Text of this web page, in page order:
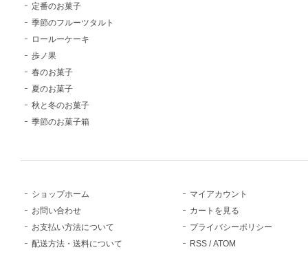
定番のお菓子
季節のフルーツタルト
ロールーケーキ
歩ノ果
春のお菓子
夏のお菓子
秋と冬のお菓子
季節のお菓子箱
ショップホーム
お問い合わせ
お支払い方法について
配送方法・送料について
マイアカウント
カートを見る
プライバシーポリシー
RSS /ATOM